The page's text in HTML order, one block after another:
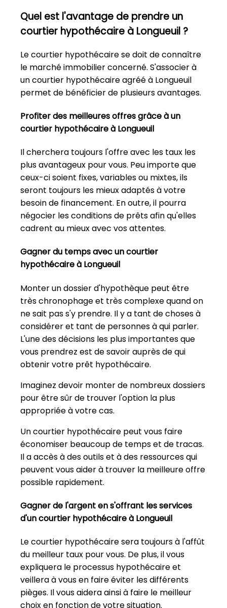
Quel est l'avantage de prendre un
courtier hypothécaire à Longueuil ?
Le courtier hypothécaire se doit de connaître
le marché immobilier concerné. S'associer à
un courtier hypothécaire agréé à Longueuil
permet de bénéficier de plusieurs avantages.
Profiter des meilleures offres grâce à un
courtier hypothécaire à Longueuil
Il cherchera toujours l'offre avec les taux les
plus avantageux pour vous. Peu importe que
ceux-ci soient fixes, variables ou mixtes, ils
seront toujours les mieux adaptés à votre
besoin de financement. En outre, il pourra
négocier les conditions de prêts afin qu'elles
cadrent au mieux avec vos attentes.
Gagner du temps avec un courtier
hypothécaire à Longueuil
Monter un dossier d'hypothèque peut être
très chronophage et très complexe quand on
ne sait pas s'y prendre. Il y a tant de choses à
considérer et tant de personnes à qui parler.
L'une des décisions les plus importantes que
vous prendrez est de savoir auprès de qui
obtenir votre prêt hypothécaire.
Imaginez devoir monter de nombreux dossiers
pour être sûr de trouver l'option la plus
appropriée à votre cas.
Un courtier hypothécaire peut vous faire
économiser beaucoup de temps et de tracas.
Il a accès à des outils et à des ressources qui
peuvent vous aider à trouver la meilleure offre
possible rapidement.
Gagner de l'argent en s'offrant les services
d'un courtier hypothécaire à Longueuil
Le courtier hypothécaire sera toujours à l'affût
du meilleur taux pour vous. De plus, il vous
expliquera le processus hypothécaire et
veillera à vous en faire éviter les différents
pièges. Il vous aidera ainsi à faire le meilleur
choix en fonction de votre situation.